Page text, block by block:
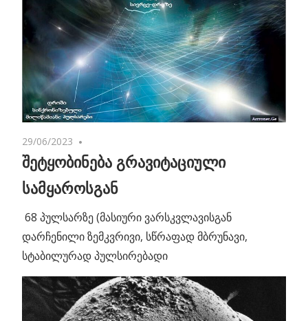
29/06/2023
შეტყობინება გრავიტაციული
სამყაროსგან
68 პულსარზე (მასიური ვარსკვლავისგან
დარჩენილი ზემკვრივი, სწრაფად მბრუნავი,
სტაბილურად პულსირებადი